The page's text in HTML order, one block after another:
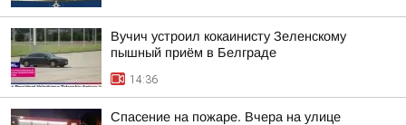
Вучич устроил кокаинисту Зеленскому
пышный приём в Белграде
14:36
Спасение на пожаре. Вчера на улице